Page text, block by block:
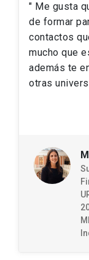
" Me gusta
de formar
contactos
mucho que
además te
otras